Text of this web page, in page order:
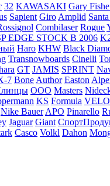
32 KAWASAKI Gary
Sapient Giro Amplid
Combilaser Rogue
EDGE STOCK B 2006
Haro KHW Black
Transnowboards Cinelli
GT JAMIS SPRINT
7 Bone Author Easton
ООО Masters
KS Formula VELO
Nike Bauer APO Pinarello
Jaguar Giant
Casco Volkl Dahon